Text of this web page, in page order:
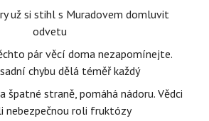
už si stihl s Muradovem domluvit
odvetu
pár věcí doma nezapomínejte.
chybu dělá téměř každý
špatné straně, pomáhá nádoru. Vědci
nebezpečnou roli fruktózy